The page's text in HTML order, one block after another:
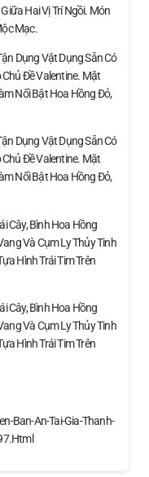
Hai Vị Trí Ngồi. Món
Mạc.
Dụng Vật Dụng Sẵn Có
Đề Valentine. Mặt
Nổi Bật Hoa Hồng Đỏ,
Dụng Vật Dụng Sẵn Có
Đề Valentine. Mặt
Nổi Bật Hoa Hồng Đỏ,
Cây, Bình Hoa Hồng
Và Cụm Ly Thủy Tinh
Hình Trái Tim Trên
Cây, Bình Hoa Hồng
Và Cụm Ly Thủy Tinh
Hình Trái Tim Trên
Ban-An-Tai-Gia-Thanh-